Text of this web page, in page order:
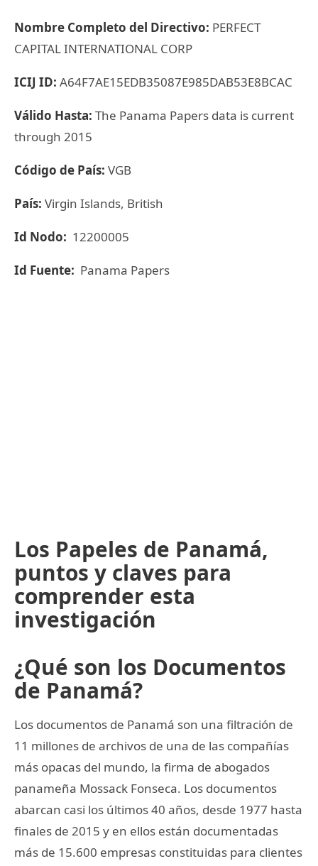
Nombre Completo del Directivo: PERFECT
CAPITAL INTERNATIONAL CORP
ICIJ ID: A64F7AE15EDB35087E985DAB53E8BCAC
Válido Hasta: The Panama Papers data is current
through 2015
Código de País: VGB
País: Virgin Islands, British
Id Nodo: 12200005
Id Fuente: Panama Papers
Los Papeles de Panamá,
puntos y claves para
comprender esta
investigación
¿Qué son los Documentos
de Panamá?
Los documentos de Panamá son una filtración de
11 millones de archivos de una de las compañías
más opacas del mundo, la firma de abogados
panameña Mossack Fonseca. Los documentos
abarcan casi los últimos 40 años, desde 1977 hasta
finales de 2015 y en ellos están documentadas
más de 15.600 empresas constituidas para clientes